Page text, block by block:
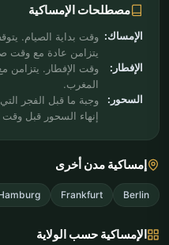
مصطلحات الإمساكية
الإمساك: وقت بداية الصيام.
يتزامن عادة مع وقت
الإفطار:
وقت الإفطار.
المغرب.
السحور:
وجبة ما قبل الفجر
إنهاء السحور قبل
إمساكية مدن أخرى
Berlin
Frankfurt
الإمساكية حسب الولاية